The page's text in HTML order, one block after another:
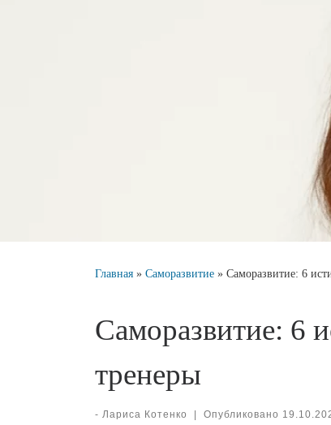
Главная » Саморазвитие » Саморазвитие: 6
Саморазвитие: 6
тренеры
- Лариса Котенко | Опубликовано